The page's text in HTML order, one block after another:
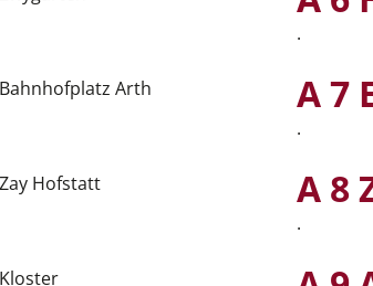
.
A 7
.
A 8
.